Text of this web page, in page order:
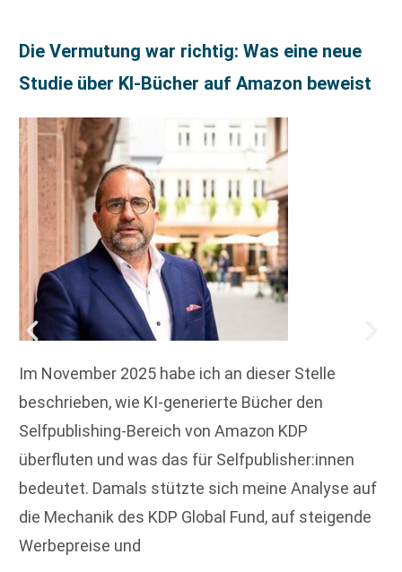
Die Vermutung war richtig: Was eine neue
Studie über KI-Bücher auf Amazon beweist
Im November 2025 habe ich an dieser Stelle
beschrieben, wie KI-generierte Bücher den
Selfpublishing-Bereich von Amazon KDP
überfluten und was das für Selfpublisher:innen
bedeutet. Damals stützte sich meine Analyse auf
die Mechanik des KDP Global Fund, auf steigende
Werbepreise und